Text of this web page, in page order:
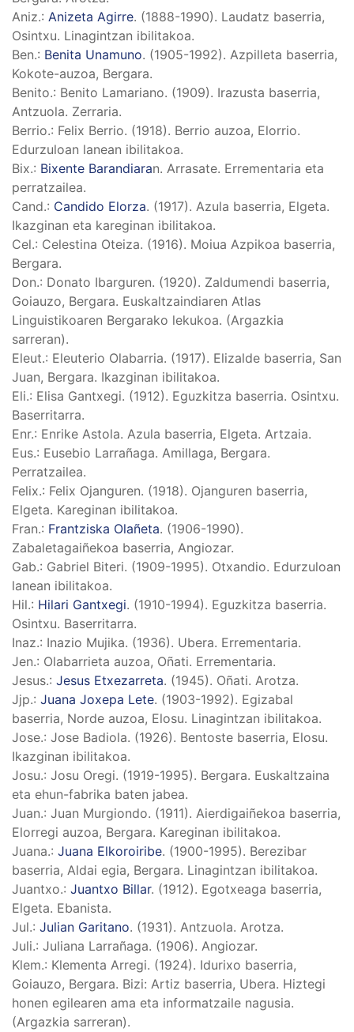
Aniz.: Anizeta Agirre. (1888-1990). Laudatz baserria,
Osintxu. Linagintzan ibilitakoa.
Ben.: Benita Unamuno. (1905-1992). Azpilleta baserria,
Kokote-auzoa, Bergara.
Benito.: Benito Lamariano. (1909). Irazusta baserria,
Antzuola. Zerraria.
Berrio.: Felix Berrio. (1918). Berrio auzoa, Elorrio.
Edurzuloan lanean ibilitakoa.
Bix.: Bixente Barandiaran. Arrasate. Errementaria eta
perratzailea.
Cand.: Candido Elorza. (1917). Azula baserria, Elgeta.
Ikazginan eta kareginan ibilitakoa.
Cel.: Celestina Oteiza. (1916). Moiua Azpikoa baserria,
Bergara.
Don.: Donato Ibarguren. (1920). Zaldumendi baserria,
Goiauzo, Bergara. Euskaltzaindiaren Atlas
Linguistikoaren Bergarako lekukoa. (Argazkia
sarreran).
Eleut.: Eleuterio Olabarria. (1917). Elizalde baserria, San
Juan, Bergara. Ikazginan ibilitakoa.
Eli.: Elisa Gantxegi. (1912). Eguzkitza baserria. Osintxu.
Baserritarra.
Enr.: Enrike Astola. Azula baserria, Elgeta. Artzaia.
Eus.: Eusebio Larrañaga. Amillaga, Bergara.
Perratzailea.
Felix.: Felix Ojanguren. (1918). Ojanguren baserria,
Elgeta. Kareginan ibilitakoa.
Fran.: Frantziska Olañeta. (1906-1990).
Zabaletagaiñekoa baserria, Angiozar.
Gab.: Gabriel Biteri. (1909-1995). Otxandio. Edurzuloan
lanean ibilitakoa.
Hil.: Hilari Gantxegi. (1910-1994). Eguzkitza baserria.
Osintxu. Baserritarra.
Inaz.: Inazio Mujika. (1936). Ubera. Errementaria.
Jen.: Olabarrieta auzoa, Oñati. Errementaria.
Jesus.: Jesus Etxezarreta. (1945). Oñati. Arotza.
Jjp.: Juana Joxepa Lete. (1903-1992). Egizabal
baserria, Norde auzoa, Elosu. Linagintzan ibilitakoa.
Jose.: Jose Badiola. (1926). Bentoste baserria, Elosu.
Ikazginan ibilitakoa.
Josu.: Josu Oregi. (1919-1995). Bergara. Euskaltzaina
eta ehun-fabrika baten jabea.
Juan.: Juan Murgiondo. (1911). Aierdigaiñekoa baserria,
Elorregi auzoa, Bergara. Kareginan ibilitakoa.
Juana.: Juana Elkoroiribe. (1900-1995). Berezibar
baserria, Aldai egia, Bergara. Linagintzan ibilitakoa.
Juantxo.: Juantxo Billar. (1912). Egotxeaga baserria,
Elgeta. Ebanista.
Jul.: Julian Garitano. (1931). Antzuola. Arotza.
Juli.: Juliana Larrañaga. (1906). Angiozar.
Klem.: Klementa Arregi. (1924). Idurixo baserria,
Goiauzo, Bergara. Bizi: Artiz baserria, Ubera. Hiztegi
honen egilearen ama eta informatzaile nagusia.
(Argazkia sarreran).